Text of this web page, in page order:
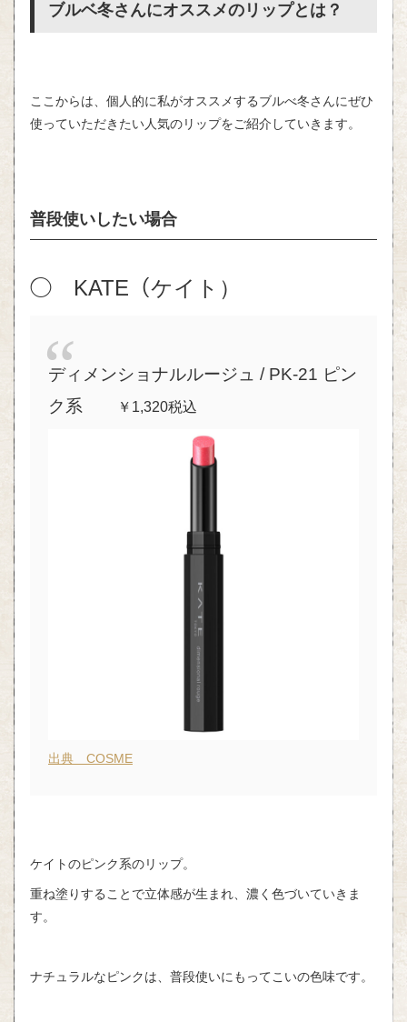
ブルベ冬さんにオススメのリップとは？
ここからは、個人的に私がオススメするブルべ冬さんにぜひ
使っていただきたい人気のリップをご紹介していきます。
普段使いしたい場合
◯ KATE（ケイト）
ディメンショナルルージュ / PK‐21 ピン
ク系
￥1,320税込
出典 COSME
ケイトのピンク系のリップ。
重ね塗りすることで立体感が生まれ、濃く色づいていきま
す。
ナチュラルなピンクは、普段使いにもってこいの色味です。